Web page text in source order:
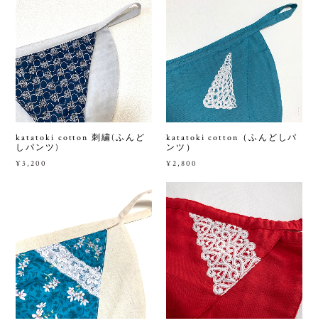
katatoki cotton 刺繍(ふんど
しパンツ)
¥3,200
katatoki cotton（ふんどしパ
ンツ）
¥2,800